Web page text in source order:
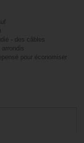
- des câbles
pour économiser